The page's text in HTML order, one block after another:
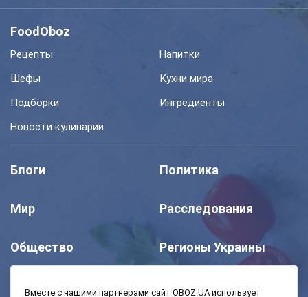
FoodOboz
Рецепты
Напитки
Шефы
Кухни мира
Подборки
Ингредиенты
Новости кулинарии
Блоги Политика
Мир Расследования
Общество Регионы Украины
Вместе с нашими партнерами сайт OBOZ.UA использует